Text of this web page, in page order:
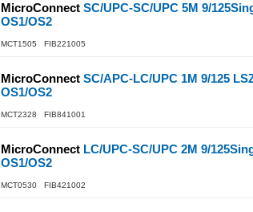
MicroConnect SC/UPC-SC/UPC 5M 9/
OS1/OS2
MCT1505 FIB221005
MicroConnect SC/APC-LC/UPC 1M 9/125
OS1/OS2
MCT2328 FIB841001
MicroConnect LC/UPC-SC/UPC 2M 9/
OS1/OS2
MCT0530 FIB421002